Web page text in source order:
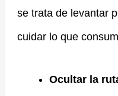
se trata de levantar
cuidar lo que
Ocultar la